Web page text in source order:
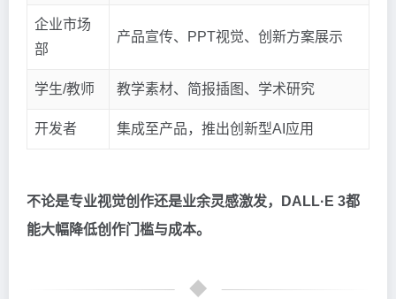
企业市场
部
产品宣传、PPT视觉、创新方案展示
学生/教师 教学素材、简报插图、学术研究
开发者 集成至产品，推出创新型AI应用
不论是专业视觉创作还是业余灵感激发，DALL·E 3都
能大幅降低创作门槛与成本。